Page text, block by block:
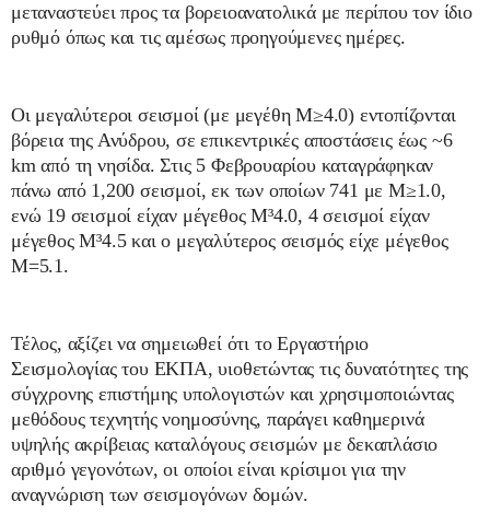
μεταναστεύει προς τα βορειοανατολικά με περίπου τον ίδιο
ρυθμό όπως και τις αμέσως προηγούμενες ημέρες.
Οι μεγαλύτεροι σεισμοί (με μεγέθη M≥4.0) εντοπίζονται
βόρεια της Ανύδρου, σε επικεντρικές αποστάσεις έως ~6
km από τη νησίδα. Στις 5 Φεβρουαρίου καταγράφηκαν
πάνω από 1,200 σεισμοί, εκ των οποίων 741 με M≥1.0,
ενώ 19 σεισμοί είχαν μέγεθος Μ³4.0, 4 σεισμοί είχαν
μέγεθος Μ³4.5 και ο μεγαλύτερος σεισμός είχε μέγεθος
Μ=5.1.
Τέλος, αξίζει να σημειωθεί ότι το Εργαστήριο
Σεισμολογίας του ΕΚΠΑ, υιοθετώντας τις δυνατότητες της
σύγχρονης επιστήμης υπολογιστών και χρησιμοποιώντας
μεθόδους τεχνητής νοημοσύνης, παράγει καθημερινά
υψηλής ακρίβειας καταλόγους σεισμών με δεκαπλάσιο
αριθμό γεγονότων, οι οποίοι είναι κρίσιμοι για την
αναγνώριση των σεισμογόνων δομών.